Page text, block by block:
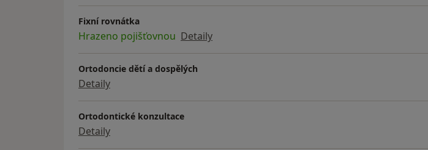
Fixní rovnátka
Hrazeno pojišťovnou Detaily
Ortodoncie dětí a dospělých
Detaily
Ortodontické konzultace
Detaily